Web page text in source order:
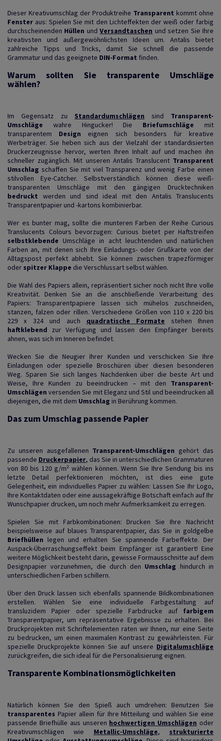
Dieser Kreativumschlag der Produktreihe Transparent kommt ohne
Fenster aus: Spielen Sie mit den Lichteffekten der weiß oder farbig
durchscheinenden Hüllen undVersandtaschen und setzen Sie Ihre
kreativsten und außergewöhnlichsten Ideen um. Antalis bietet
zahlreiche Tipps und Tricks, damit Sie schnell die passende
Grammatur und das geeignete DIN-Format finden.
Warum sollten Sie transparente Umschläge
wählen?
Im Gegensatz zu Standardumschlägen sind Transparent-
Umschläge wahre Hingucker! Die Briefumschläge mit
transparentem Design eignen sich besonders für kreative
Werbeträger. Sie heben sich aus der Vielzahl der standardisierten
Druckerzeugnisse hervor, werten Ihren Inhalt auf und machen ihn
schneller zugänglich. Mit unseren Antalis Translucent Transparent
Umschlag schaffen Sie mit viel Transparenz und wenig Farbe einen
stilvollen Eye-Catcher. Selbstverständlich können diese weiß-
transparenten Umschläge mit den gängigen Drucktechniken
bedruckt werden und sind ideal mit den Antalis Translucents
Transparentpapier und -kartons kombinierbar.
Wer es bunter mag, sollte die munteren Farben der Reihe Curious
Translucents Colours bevorzugen: Curious bietet per Haftstreifen
selbstklebende Umschläge in acht leuchtenden und natürlichen
Farben an, mit denen sich Ihre Einladungs- oder Grußkarte von der
Alltagspost perfekt abhebt. Sie können zwischen trapezförmiger
oder spitzer Klappe die Verschlussart selbst wählen.
Die Wahl des Papiers allein, repräsentiert sicher noch nicht Ihre volle
Kreativität. Denken Sie an die anschließende Verarbeitung des
Papiers: Transparentpapiere lassen sich mühelos zuschneiden,
stanzen, falzen oder rillen. Verschiedene Größen von 110 x 220 bis
229 x 324 und auch quadratische Formate stehen Ihnen
haftklebend zur Verfügung und lassen den Empfänger bereits
ahnen, was sich im Inneren befindet.
Wecken Sie die Neugier Ihrer Kunden und verschicken Sie Ihre
Einladungen oder spezielle Broschüren über diesen besonderen
Weg. Sparen Sie sich langes Nachdenken über die beste Art und
Weise, Ihre Kunden zu beeindrucken – mit den Transparent-
Umschlägen versenden Sie mit Eleganz und Stil und beeindrucken all
diejenigen, die mit dem Umschlag in Berührung kommen.
Das zum Umschlag passende Papier
Zu unseren ausgefallenen Transparent-Umschlägen gehört das
passende Druckerpapier, das Sie in unterschiedlichen Grammaturen
von 80 bis 120 g/m² wählen können. Wenn Sie Ihre Sendung bis ins
letzte Detail perfektionieren möchten, ist dies eine gute
Gelegenheit, ein individuelles Papier zu wählen: Lassen Sie Ihr Logo,
Ihre Kontaktdaten oder eine aussagekräftige Botschaft einfach auf Ihr
Wunschpapier drucken, um noch mehr Aufmerksamkeit zu erregen.
Spielen Sie mit Farbkombinationen: Drucken Sie Ihre Nachricht
beispielsweise auf blaues Transparentpapier, das Sie in goldgelbe
Briefhüllen legen und erhalten Sie spannende Farbeffekte. Der
Auspack-Überraschungseffekt beim Empfänger ist garantiert! Eine
weitere Möglichkeit besteht darin, gewisse Formausschnitte auf dem
Designpapier vorzunehmen, die durch den Umschlag hindurch in
unterschiedlichen Farben schillern.
Über den Druck lassen sich ebenfalls spannende Bildkombinationen
erstellen. Wählen Sie eine individuelle Farbgestaltung auf
transluzidem Papier oder spezielle Farbdrucke auf farbigem
Transparentpapier, um repräsentative Ergebnisse zu erhalten. Bei
Druckprojekten mit Schriftelementen raten wir Ihnen, nur eine Seite
zu bedrucken, um einen maximalen Kontrast zu gewährleisten. Für
spezielle Druckprojekte können Sie auf unsere Digitalumschläge
zurückgreifen, die sich ideal für die Personalisierung eignen.
Transparente Kombinationsmöglichkeiten
Natürlich können Sie den Spieß auch umdrehen: Benutzen Sie
transparentes Papier allein für Ihre Mitteilung und wählen Sie eine
passende Briefhülle aus unseren hochwertigen Umschlägen oder
Kreativumschlägen wie Metallic-Umschläge, strukturierte